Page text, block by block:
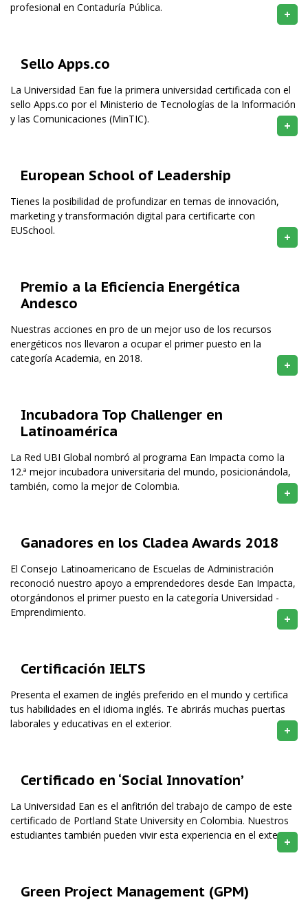
profesional en Contaduría Pública.
+
Sello Apps.co
La Universidad Ean fue la primera universidad certificada con el
sello Apps.co por el Ministerio de Tecnologías de la Información
y las Comunicaciones (MinTIC).
+
European School of Leadership
Tienes la posibilidad de profundizar en temas de innovación,
marketing y transformación digital para certificarte con
EUSchool.
+
Premio a la Eficiencia Energética
Andesco
Nuestras acciones en pro de un mejor uso de los recursos
energéticos nos llevaron a ocupar el primer puesto en la
categoría Academia, en 2018.
+
Incubadora Top Challenger en
Latinoamérica
La Red UBI Global nombró al programa Ean Impacta como la
12.ª mejor incubadora universitaria del mundo, posicionándola,
también, como la mejor de Colombia.
+
Ganadores en los Cladea Awards 2018
El Consejo Latinoamericano de Escuelas de Administración
reconoció nuestro apoyo a emprendedores desde Ean Impacta,
otorgándonos el primer puesto en la categoría Universidad -
Emprendimiento.
+
Certificación IELTS
Presenta el examen de inglés preferido en el mundo y certifica
tus habilidades en el idioma inglés. Te abrirás muchas puertas
laborales y educativas en el exterior.
+
Certificado en ‘Social Innovation’
La Universidad Ean es el anfitrión del trabajo de campo de este
certificado de Portland State University en Colombia. Nuestros
estudiantes también pueden vivir esta experiencia en el exterior.
+
Green Project Management (GPM)